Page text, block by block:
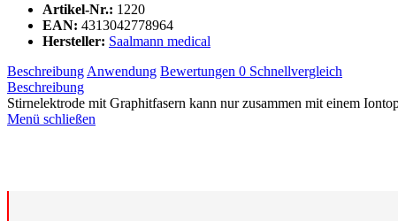
Artikel-Nr.: 1220
EAN: 4313042778964
Hersteller: Saalmann medical
Beschreibung Anwendung Bewertungen 0 Schnellvergleich
Beschreibung
Stirnelektrode mit Graphitfasern kann nur zusammen mit einem
Menü schließen